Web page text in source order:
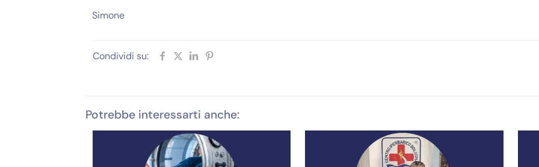
Simone
Condividi su:
Potrebbe interessarti anche: